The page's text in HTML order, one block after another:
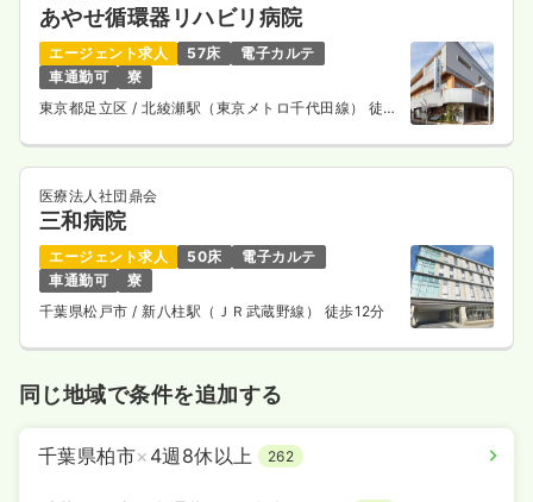
あやせ循環器リハビリ病院
エージェント求人 57床
電子カルテ
車通勤可
寮
東京都足立区/ 北綾瀬駅（東京メトロ千代田線） 徒歩
医療法人社団鼎会
三和病院
エージェント求人 50床
電子カルテ
車通勤可
寮
千葉県松戸市/ 新八柱駅（ＪＲ武蔵野線） 徒歩12分
同じ地域で条件を追加する
千葉県柏市× 4週8休以上 262